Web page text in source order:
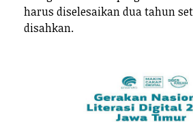
harus diselesaikan dua tahun
disahkan.